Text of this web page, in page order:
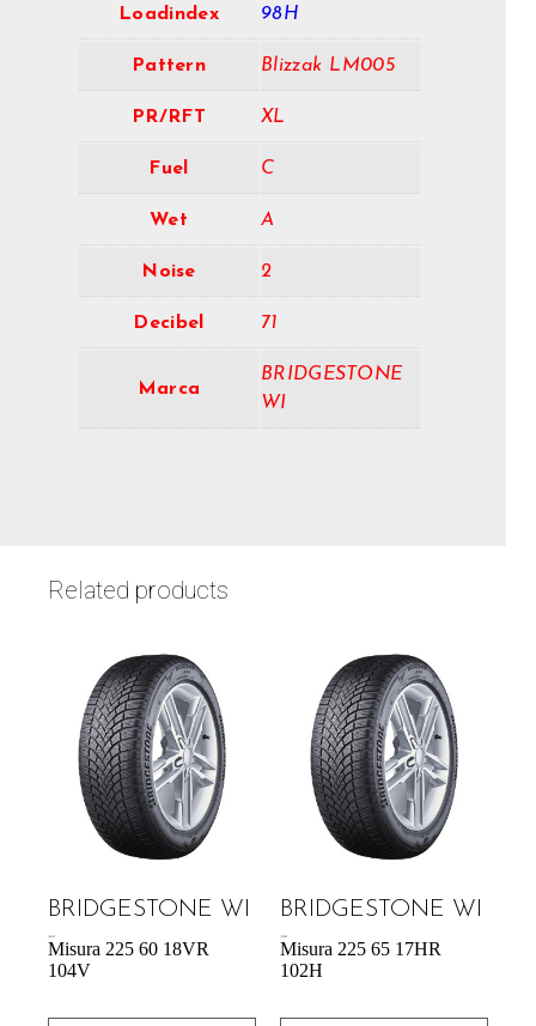
Loadindex 98H
Pattern Blizzak LM005
PR/RFT XL
Fuel C
Wet A
Noise 2
Decibel 71
Marca
BRIDGESTONE
WI
Related products
BRIDGESTONE WI
Misura 225 60 18VR
104V
BRIDGESTONE WI
Misura 225 65 17HR
102H